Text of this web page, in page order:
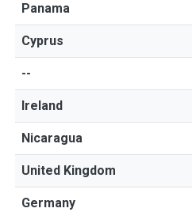
Panama
Cyprus
--
Ireland
Nicaragua
United Kingdom
Germany